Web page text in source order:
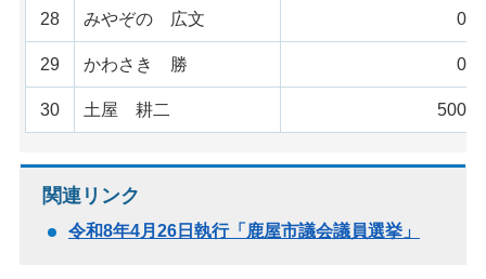
28 みやぞの 広文 0票
29 かわさき 勝 0票
30 土屋 耕二 500票
関連リンク
令和8年4月26日執行「鹿屋市議会議員選挙」